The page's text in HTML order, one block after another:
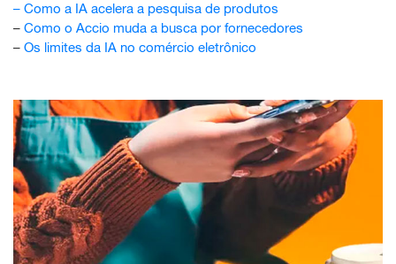
– Como a IA acelera a pesquisa de produtos
– Como o Accio muda a busca por fornecedores
– Os limites da IA no comércio eletrônico